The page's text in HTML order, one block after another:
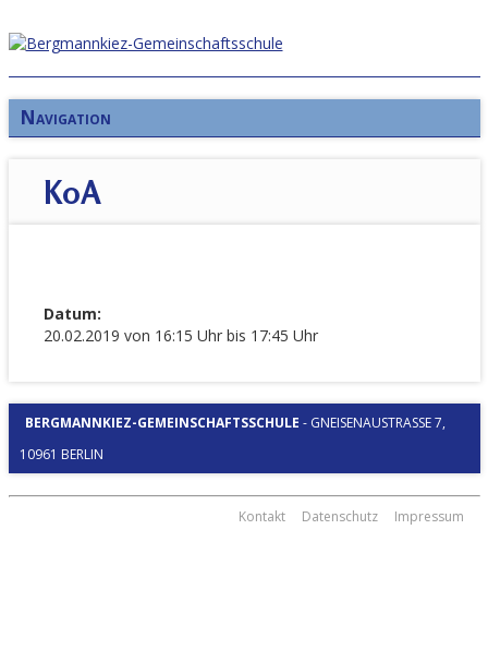
Navigation
KoA
Datum:
20.02.2019 von 16:15 Uhr bis 17:45 Uhr
BERGMANNKIEZ-GEMEINSCHAFTSSCHULE - GNEISENAUSTRASSE 7, 1
0961 BERLIN
Kontakt Datenschutz Impressum